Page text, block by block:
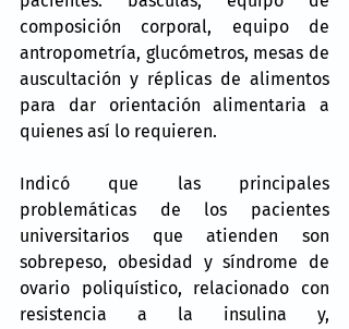
composición corporal, equipo de
antropometría, glucómetros, mesas de
auscultación y réplicas de alimentos
para dar orientación alimentaria a
quienes así lo requieren.
Indicó que las principales
problemáticas de los pacientes
universitarios que atienden son
sobrepeso, obesidad y síndrome de
ovario poliquístico, relacionado con
resistencia a la insulina y,